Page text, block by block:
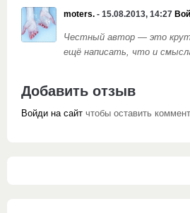
moters. - 15.08.2013, 14:27
Честный автор — это
ещё написать, что и
Добавить отзыв
Войди на сайт чтобы оставить